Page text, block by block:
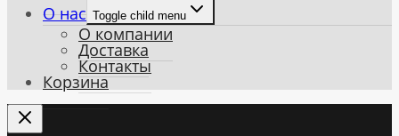
О нас Toggle child menu
О компании
Доставка
Контакты
Корзина